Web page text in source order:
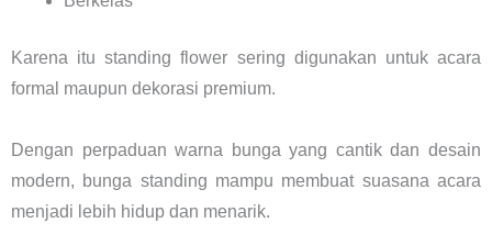
Karena itu standing flower sering digunakan untuk acara
formal maupun dekorasi premium.
Dengan perpaduan warna bunga yang cantik dan desain
modern, bunga standing mampu membuat suasana acara
menjadi lebih hidup dan menarik.